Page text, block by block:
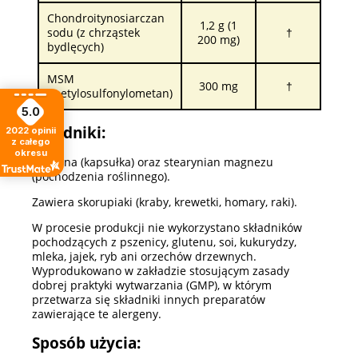
Chondroitynosiarczan
sodu (z chrząstek
bydlęcych)
1,2 g (1
200 mg)
†
MSM
(metylosulfonylometan)
300 mg †
Składniki:
Żelatyna (kapsułka) oraz stearynian magnezu
(pochodzenia roślinnego).
Zawiera skorupiaki (kraby, krewetki, homary, raki).
W procesie produkcji nie wykorzystano składników
pochodzących z pszenicy, glutenu, soi, kukurydzy,
mleka, jajek, ryb ani orzechów drzewnych.
Wyprodukowano w zakładzie stosującym zasady
dobrej praktyki wytwarzania (GMP), w którym
przetwarza się składniki innych preparatów
zawierające te alergeny.
Sposób użycia:
5.0
2022 opinii
z całego
okresu